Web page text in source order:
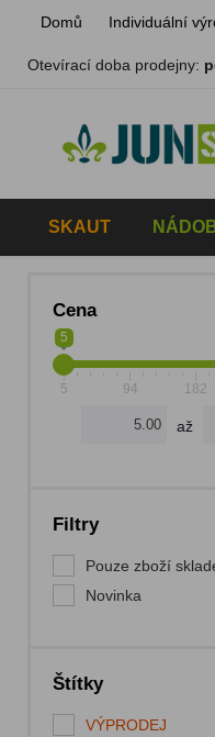
Domů Individuální
Otevírací doba prodejny:
SKAUT
Cena
5
5 94 182
až
Filtry
Pouze zboží
Novinka
Štítky
VÝPRODEJ